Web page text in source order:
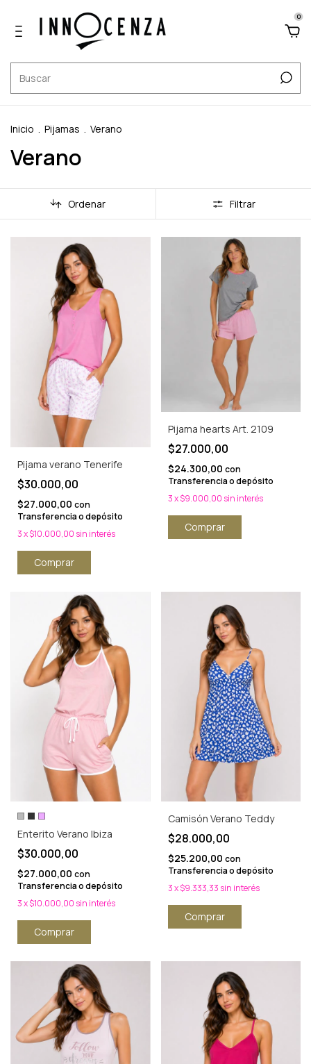
0
Inicio . Pijamas . Verano
Verano
Ordenar Filtrar
Pijama verano Tenerife
$30.000,00
$27.000,00 con
Transferencia o depósito
3x$10.000,00 sin interés
Comprar
Pijama hearts Art. 2109
$27.000,00
$24.300,00 con
Transferencia o depósito
3x$9.000,00 sin interés
Comprar
Enterito Verano Ibiza
$30.000,00
$27.000,00 con
Transferencia o depósito
3x$10.000,00 sin interés
Comprar
Camisón Verano Teddy
$28.000,00
$25.200,00 con
Transferencia o depósito
3x$9.333,33 sin interés
Comprar